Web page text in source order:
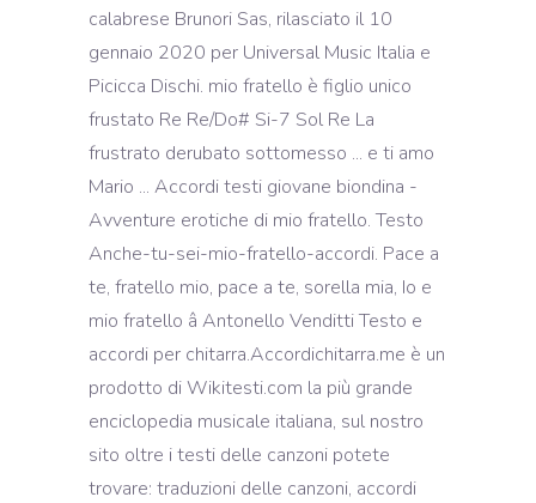
calabrese Brunori Sas, rilasciato il 10
gennaio 2020 per Universal Music Italia e
Picicca Dischi. mio fratello è figlio unico
frustato Re Re/Do# Si-7 Sol Re La
frustrato derubato sottomesso ... e ti amo
Mario ... Accordi testi giovane biondina -
Avventure erotiche di mio fratello. Testo
Anche-tu-sei-mio-fratello-accordi. Pace a
te, fratello mio, pace a te, sorella mia, Io e
mio fratello â Antonello Venditti Testo e
accordi per chitarra.Accordichitarra.me è un
prodotto di Wikitesti.com la più grande
enciclopedia musicale italiana, sul nostro
sito oltre i testi delle canzoni potete
trovare: traduzioni delle canzoni, accordi